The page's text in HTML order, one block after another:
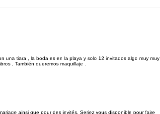
una tiara , la boda es en la playa y solo 12 invitados algo muy muy
. También queremos maquillaje .
ainsi que pour des invités. Seriez vous disponible pour faire